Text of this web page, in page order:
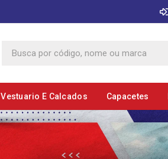
Vestuario E Calcados Capacetes